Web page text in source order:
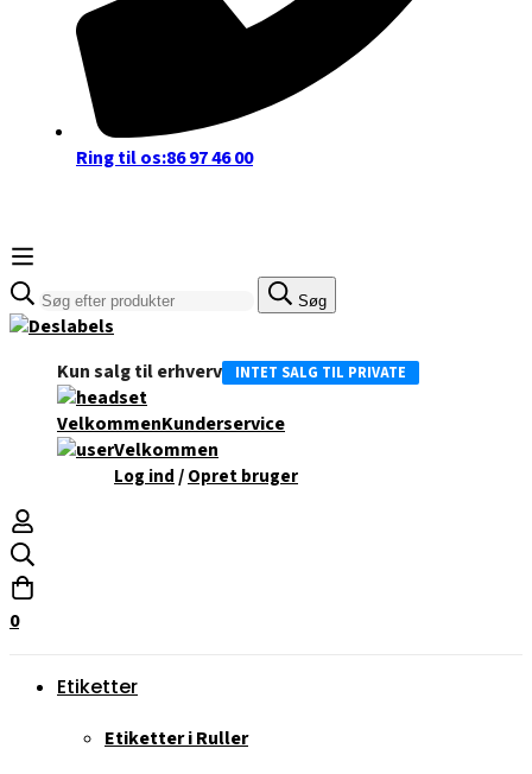
Ring til os:86 97 46 00
Søge
efter:
Søg
Kun salg til erhverv INTET SALG TIL PRIVATE
VelkommenKunderservice
Velkommen
Log ind/Opret bruger
0
Etiketter
Etiketter i Ruller